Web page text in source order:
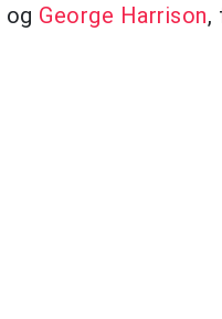
og George Harrison,